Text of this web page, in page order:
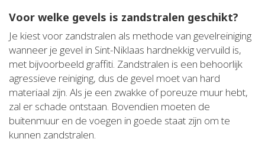
Voor welke gevels is zandstralen geschikt?
Je kiest voor zandstralen als methode van gevelreiniging
wanneer je gevel in Sint-Niklaas hardnekkig vervuild is,
met bijvoorbeeld graffiti. Zandstralen is een behoorlijk
agressieve reiniging, dus de gevel moet van hard
materiaal zijn. Als je een zwakke of poreuze muur hebt,
zal er schade ontstaan. Bovendien moeten de
buitenmuur en de voegen in goede staat zijn om te
kunnen zandstralen.